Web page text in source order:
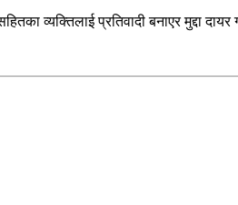
व्यक्तिलाई प्रतिवादी बनाएर मुद्दा